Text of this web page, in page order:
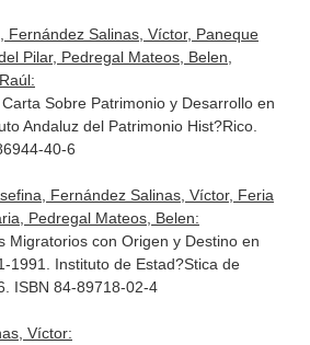
Fernández Salinas, Víctor, Paneque
Pilar, Pedregal Mateos, Belen,
Sobre Patrimonio y Desarrollo en
Andaluz del Patrimonio Hist?Rico.
40-6
Fernández Salinas, Víctor, Feria
Pedregal Mateos, Belen:
Migratorios con Origen y Destino en
1991. Instituto de Estad?Stica de
ISBN 84-89718-02-4
Víctor: